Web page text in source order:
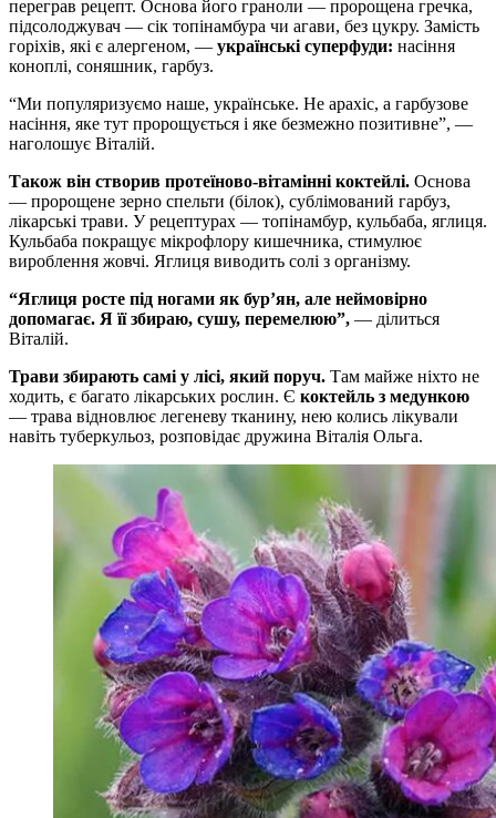
переграв рецепт. Основа його граноли — пророщена гречка,
підсолоджувач — сік топінамбура чи агави, без цукру. Замість
горіхів, які є алергеном, — українські суперфуди: насіння
коноплі, соняшник, гарбуз.
“Ми популяризуємо наше, українське. Не арахіс, а гарбузове
насіння, яке тут пророщується і яке безмежно позитивне”, —
наголошує Віталій.
Також він створив протеїново-вітамінні коктейлі. Основа
— пророщене зерно спельти (білок), сублімований гарбуз,
лікарські трави. У рецептурах — топінамбур, кульбаба, яглиця.
Кульбаба покращує мікрофлору кишечника, стимулює
вироблення жовчі. Яглиця виводить солі з організму.
“Яглиця росте під ногами як бур’ян, але неймовірно
допомагає. Я її збираю, сушу, перемелюю”, — ділиться
Віталій.
Трави збирають самі у лісі, який поруч. Там майже ніхто не
ходить, є багато лікарських рослин. Є коктейль з медункою
— трава відновлює легеневу тканину, нею колись лікували
навіть туберкульоз, розповідає дружина Віталія Ольга.